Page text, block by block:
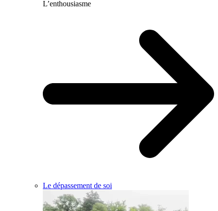
L’enthousiasme
Le dépassement de soi